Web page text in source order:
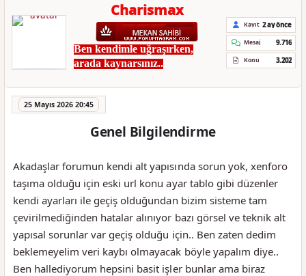
Charismax
Ben kendimle uğraşırken,
arada kaynarsınız..
Kayıt 2 ay önce
Mesaj 9.716
Konu 3.202
25 Mayıs 2026 20:45
Genel Bilgilendirme
Akadaşlar forumun kendi alt yapısında sorun yok, xenforo
taşıma olduğu için eski url konu ayar tablo gibi düzenler
kendi ayarları ile geçiş olduğundan bizim sisteme tam
çevirilmediğinden hatalar alınıyor bazı görsel ve teknik alt
yapısal sorunlar var geçiş olduğu için.. Ben zaten dedim
beklemeyelim veri kaybı olmayacak böyle yapalım diye..
Ben hallediyorum hepsini basit işler bunlar ama biraz